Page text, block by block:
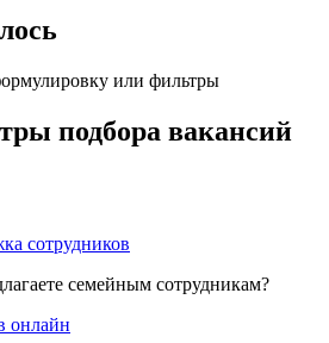
или фильтры
подбора вакансий
сотрудников
семейным сотрудникам?
онлайн